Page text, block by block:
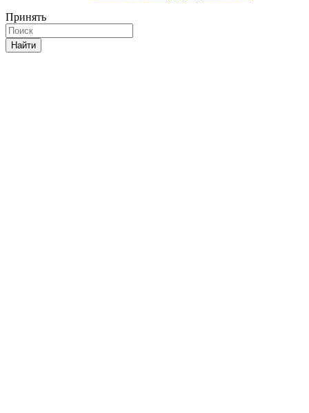
Принять
Найти